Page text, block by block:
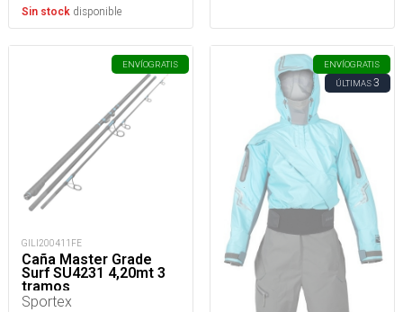
Sin stock disponible
ENVÍOGRATIS
GILI200411FE
Caña Master Grade
Surf SU4231 4,20mt 3
tramos
Sportex
ENVÍOGRATIS
ÚLTIMAS3